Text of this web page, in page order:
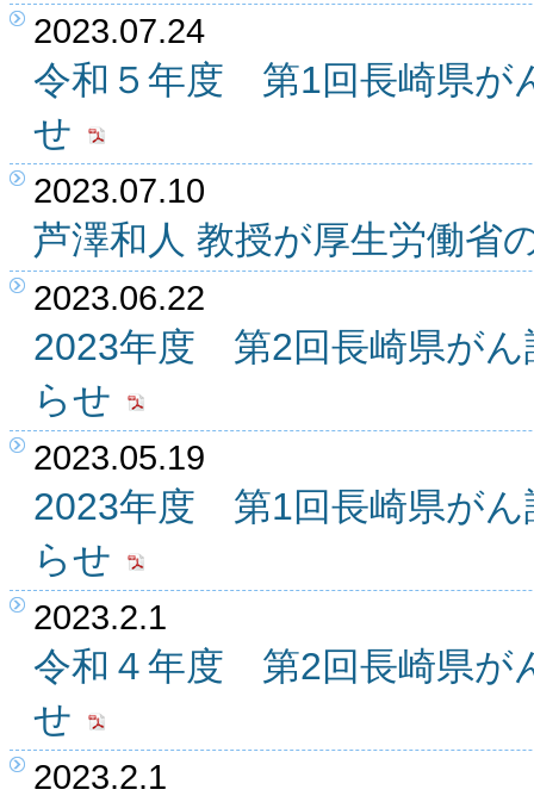
2023.07.24
令和５年度 第1回長崎県が
せ
2023.07.10
芦澤和人 教授が厚生労働省
2023.06.22
2023年度 第2回長崎県がん
らせ
2023.05.19
2023年度 第1回長崎県がん
らせ
2023.2.1
令和４年度 第2回長崎県が
せ
2023.2.1